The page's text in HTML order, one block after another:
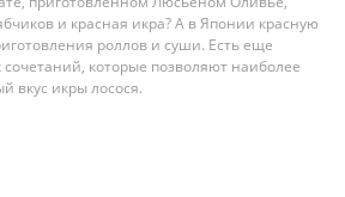
и красная икра? А в Японии красную
роллов и суши. Есть еще
которые позволяют наиболее
вкус икры лосося.